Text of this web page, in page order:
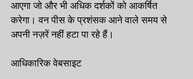
आएगा जो और भी अधिक दर्शकों को आकर्षित
करेगा। वन पीस के प्रशंसक आने वाले समय से
अपनी नज़रें नहीं हटा पा रहे हैं।
आधिकारिक वेबसाइट